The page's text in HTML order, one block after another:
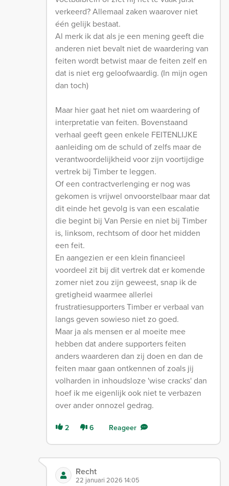
verkeerd? Allemaal zaken waarover niet
één gelijk bestaat.
Al merk ik dat als je een mening geeft die
anderen niet bevalt niet de waardering van
feiten wordt betwist maar de feiten zelf en
dat is niet erg geloofwaardig. (In mijn ogen
dan toch)
Maar hier gaat het niet om waardering of
interpretatie van feiten. Bovenstaand
verhaal geeft geen enkele FEITENLIJKE
aanleiding om de schuld of zelfs maar de
verantwoordelijkheid voor zijn voortijdige
vertrek bij Timber te leggen.
Of een contractverlenging er nog was
gekomen is vrijwel onvoorstelbaar maar dat
dit einde het gevolg is van een escalatie
die begint bij Van Persie en niet bij Timber
is, linksom, rechtsom of door het midden
een feit.
En aangezien er een klein financieel
voordeel zit bij dit vertrek dat er komende
zomer niet zou zijn geweest, snap ik de
gretigheid waarmee allerlei
frustratiesupporters Timber er verbaal van
langs geven sowieso niet zo goed.
Maar ja als mensen er al moeite mee
hebben dat andere supporters feiten
anders waarderen dan zij doen en dan de
feiten maar gaan ontkennen of zoals jij
volharden in inhoudsloze 'wise cracks' dan
hoef ik me eigenlijk ook niet te verbazen
over ander onnozel gedrag.
2 6 Reageer
Recht
22 januari 2026 14:05